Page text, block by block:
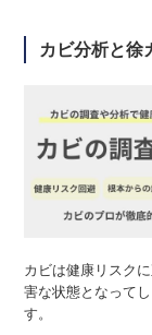
カビ分析と徐
カビは健康リスク
害な状態となって
す。